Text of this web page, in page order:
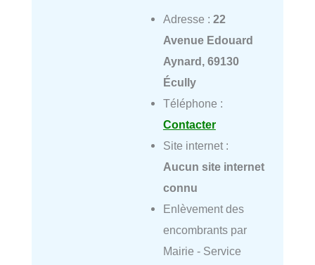
Adresse : 22
Avenue Edouard
Aynard, 69130
Écully
Téléphone :
Contacter
Site internet :
Aucun site internet
connu
Enlèvement des
encombrants par
Mairie - Service